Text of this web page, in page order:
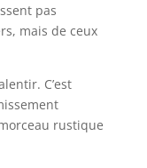
pas
mais de ceux
C’est
rustique